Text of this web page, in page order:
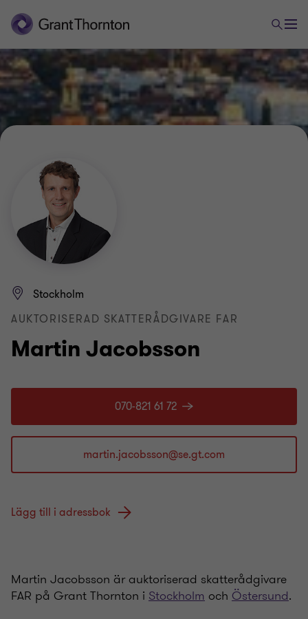
Martin Jacobsson
Stockholm
AUKTORISERAD SKATTERÅDGIVARE FAR
070-821 61 72
Lägg till i adressbok
Martin Jacobsson är auktoriserad skatterådgivare
FAR på Grant Thornton i Stockholm och Östersund.